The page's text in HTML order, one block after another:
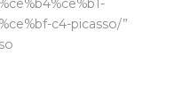
c4-picasso/”